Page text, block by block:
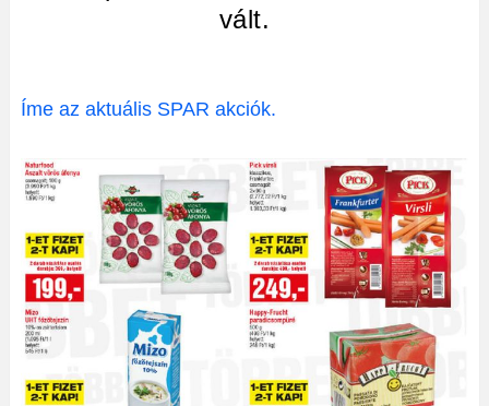
vált.
Íme az aktuális SPAR akciók.